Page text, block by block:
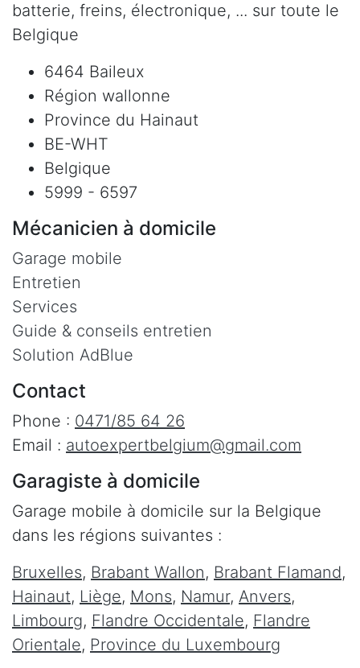
batterie, freins, électronique, ... sur toute le
Belgique
6464 Baileux
Région wallonne
Province du Hainaut
BE-WHT
Belgique
5999 - 6597
Mécanicien à domicile
Garage mobile
Entretien
Services
Guide & conseils entretien
Solution AdBlue
Contact
Phone : 0471/85 64 26
Email : autoexpertbelgium@gmail.com
Garagiste à domicile
Garage mobile à domicile sur la Belgique
dans les régions suivantes :
Bruxelles, Brabant Wallon, Brabant Flamand,
Hainaut, Liège, Mons, Namur, Anvers,
Limbourg, Flandre Occidentale, Flandre
Orientale, Province du Luxembourg